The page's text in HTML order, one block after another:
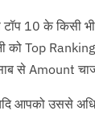
टॉप 10 के
को Top
से Amount
आपको उससे